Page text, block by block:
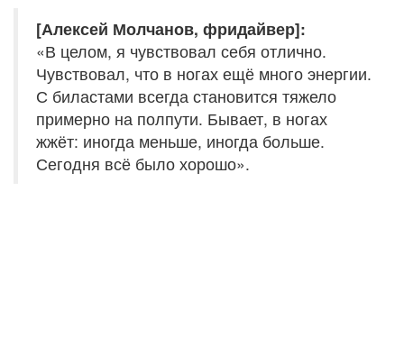
[Алексей Молчанов, фридайвер]:
«В целом, я чувствовал себя отлично.
Чувствовал, что в ногах ещё много энергии.
С биластами всегда становится тяжело
примерно на полпути. Бывает, в ногах
жжёт: иногда меньше, иногда больше.
Сегодня всё было хорошо».